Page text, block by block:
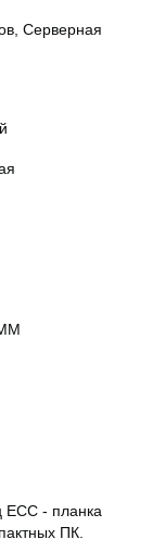
Серверная
- планка
ПК.